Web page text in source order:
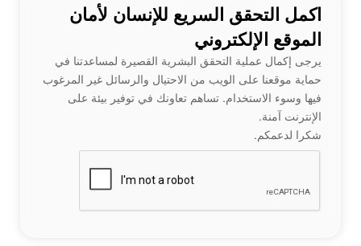
اكمل التحقق السريع للإنسان لأمان
الموقع الإلكتروني
يرجى إكمال عملية التحقق البشرية القصيرة لمساعدتنا في
حماية موقعنا على الويب من الاحتيال والرسائل غير المرغوب
فيها وسوء الاستخدام. تساهم تعاونك في توفير بيئة على
الإنترنت آمنة.
شكرا لدعمكم.